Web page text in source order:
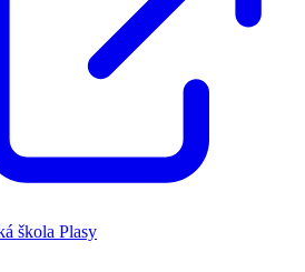
škola Plasy